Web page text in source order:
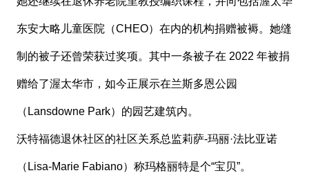
东安大略儿童医院（CHEO）在内的机构捐赠被褥。她缝
制的被子还曾荣获过奖项。其中一条被子在 2022 年被捐
赠给了渥太华市，如今正展示在兰斯多恩公园
（Lansdowne Park）的园艺建筑内。
沃特福德退休社区的社区关系总监莉萨-玛丽·法比亚诺
（Lisa-Marie Fabiano）称玛格丽特是个“宝贝”。